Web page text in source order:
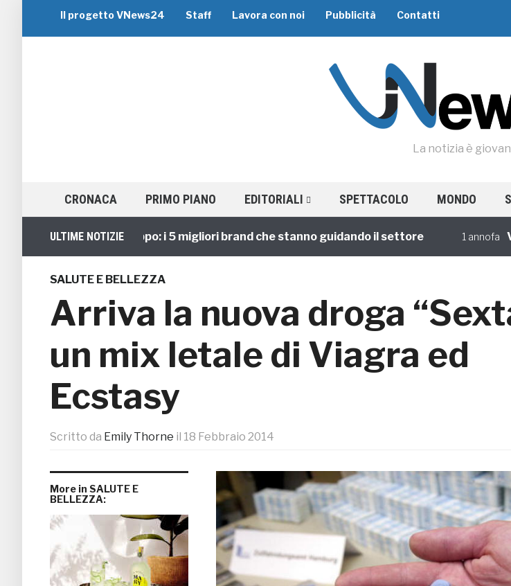
Il progetto VNews24 Staff Lavora con noi Pubblicità Contatti
La notizia è
CRONACA PRIMO PIANO EDITORIALI SPETTACOLO MONDO
ULTIME NOTIZIE
Viaggi di Gruppo: i 5 migliori brand che stanno guidando il settore 1 annofa
SALUTE E BELLEZZA
Arriva la nuova droga
un mix letale di Viagra ed
Ecstasy
Scritto da Emily Thorne il 18 Febbraio 2014
More in SALUTE E
BELLEZZA: